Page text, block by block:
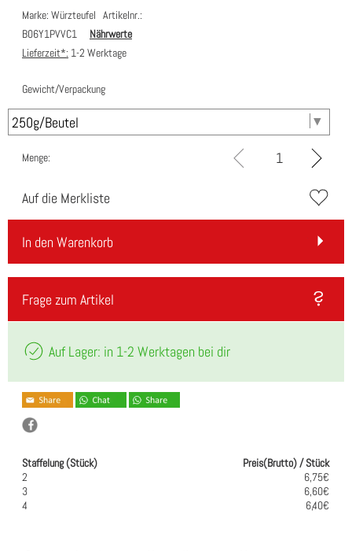
Marke: Würzteufel Artikelnr.:
B06Y1PVVC1
Nährwerte
Lieferzeit*: 1-2 Werktage
Gewicht/Verpackung
Menge:
Auf die Merkliste
In den Warenkorb
Frage zum Artikel
Auf Lager: in 1-2 Werktagen bei dir
Staffelung (Stück)
Preis(Brutto) / Stück
2
6,75€
3
6,60€
4
6,40€